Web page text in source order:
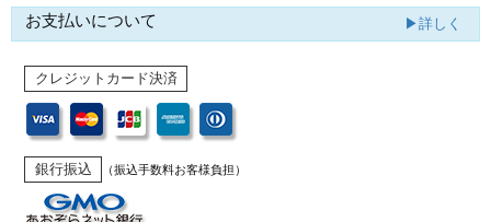
お支払いについて ▶詳しく
クレジットカード決済
銀行振込 （振込手数料お客様負担）